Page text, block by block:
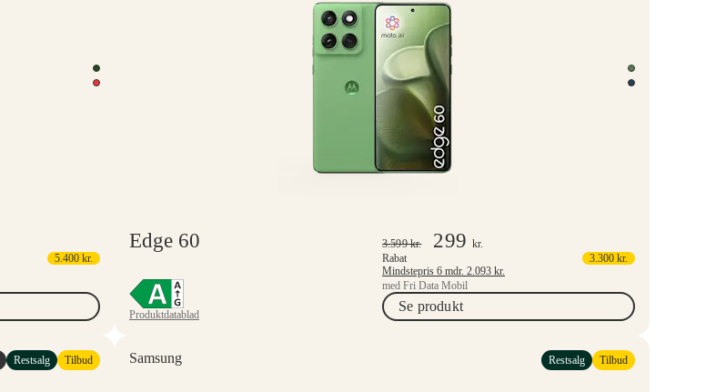
5.400 kr.
Edge 60
Produktdatablad
3.599kr. 299 kr.
Rabat
3.300 kr.
Mindstepris 6 mdr. 2.093 kr.
med Fri Data Mobil
Se produkt
Restsalg Tilbud Samsung Restsalg Tilbud